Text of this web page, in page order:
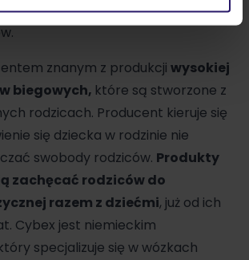
przed rozłożeniem to duży
znanym z produkcji wysokiej
biegowych, które są stworzone z
rodzicach. Producent kieruje się
się dziecka w rodzinie nie
swobody rodziców. Produkty
zachęcać rodziców do
razem z dziećmi, już od ich
Cybex jest niemieckim
specjalizuje się w wózkach